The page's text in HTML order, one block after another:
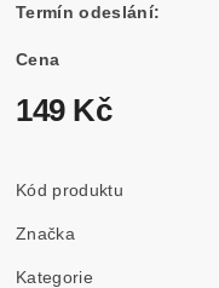
Termín odeslání:
Cena
149 Kč
Kód produktu
Značka
Kategorie